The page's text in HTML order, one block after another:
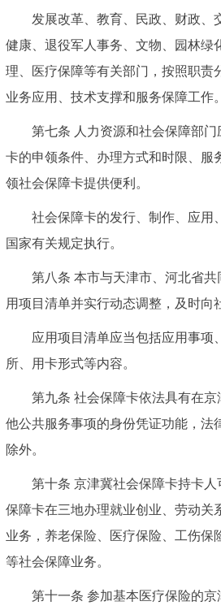
发展改革、教育、民政、财政、
健康、退役军人事务、文物、园林绿
理、医疗保障等有关部门，按照职责
业务应用、技术支撑和服务保障工作。
第七条 人力资源和社会保障部门
卡的申领条件、办理方式和时限、服
领社会保障卡提供便利。
社会保障卡的发行、制作、应用
国家有关规定执行。
第八条 本市与天津市、河北省共
用项目清单并实行动态调整，及时向
应用项目清单应当包括应用事项
所、用卡形式等内容。
第九条 社会保障卡依法具有在京
他公共服务事项的身份凭证功能，法
除外。
第十条 京津冀社会保障卡持卡人
保障卡在三地办理就业创业、劳动关
业务，养老保险、医疗保险、工伤保
等社会保障业务。
第十一条 参加基本医疗保险的京